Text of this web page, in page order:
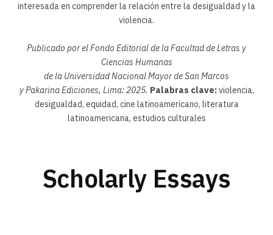
interesada en comprender la relación entre la desigualdad y la
violencia.
Publicado por el Fondo Editorial de la Facultad de Letras y
Ciencias Humanas
de la Universidad Nacional Mayor de San Marcos
y Pakarina Ediciones, Lima: 2025. Palabras clave:violencia,
desigualdad, equidad, cine latinoamericano, literatura
latinoamericana, estudios culturales
Scholarly Essays